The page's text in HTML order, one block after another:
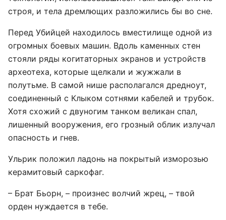
строя, и тела дремлющих разложились бы во сне.
Перед Убийцей находилось вместилище одной из
огромных боевых машин. Вдоль каменных стен
стояли ряды когитаторных экранов и устройств
археотеха, которые щелкали и жужжали в
полутьме. В самой нише располагался дредноут,
соединенный с Клыком сотнями кабелей и трубок.
Хотя схожий с двуногим танком великан спал,
лишенный вооружения, его грозный облик излучал
опасность и гнев.
Ульрик положил ладонь на покрытый изморозью
керамитовый саркофаг.
– Брат Бьорн, – произнес волчий жрец, – твой
орден нуждается в тебе.